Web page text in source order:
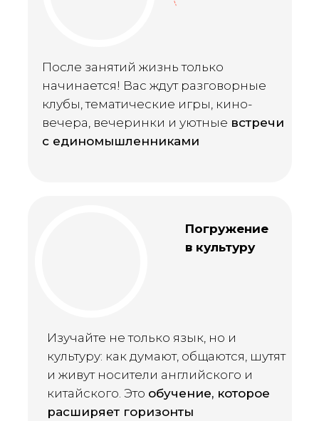
После занятий жизнь только
начинается! Вас ждут разговорные
клубы, тематические игры, кино-
вечера, вечеринки и уютные встречи
с единомышленниками
Изучайте не только язык, но и
культуру: как думают, общаются, шутят
и живут носители английского и
китайского. Это обучение, которое
расширяет горизонты
Погружение
в культуру